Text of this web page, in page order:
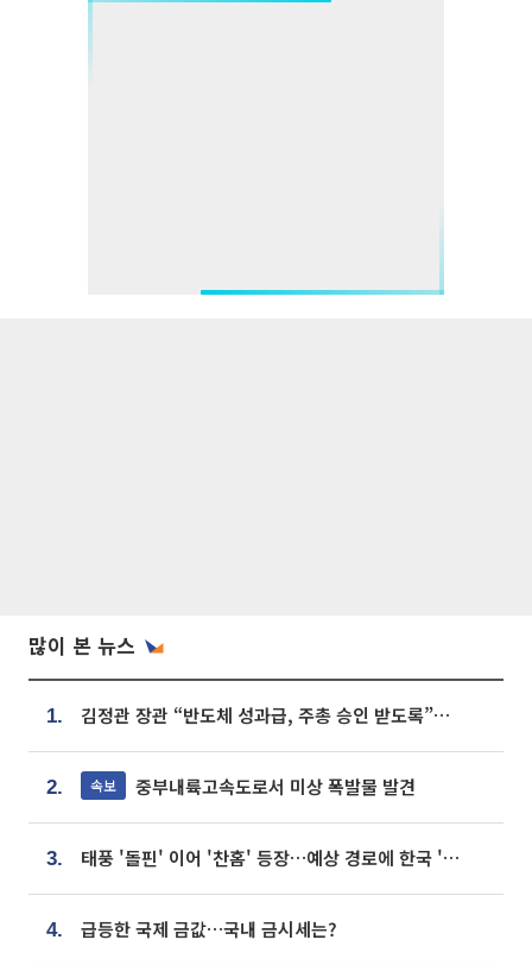
많이 본 뉴스
1. 김정관 장관 “반도체 성과급, 주총 승인 받도록”…상법·자본시장법 개정 시사
2. 속보 중부내륙고속도로서 미상 폭발물 발견
3. 태풍 '돌핀' 이어 '찬홈' 등장…예상 경로에 한국 '한숨'
4. 급등한 국제 금값…국내 금시세는?